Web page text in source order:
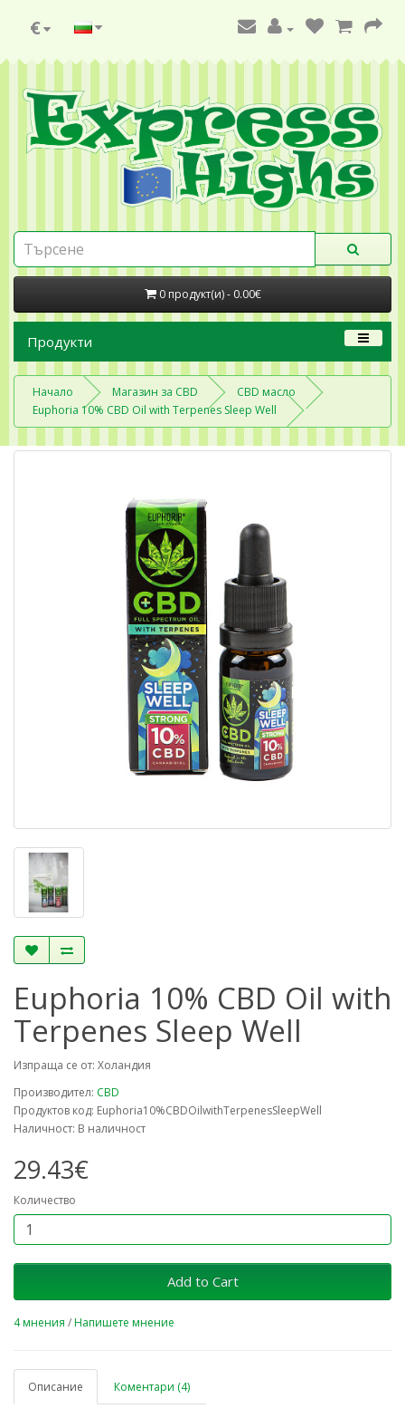
€
0 продукт(и) - 0.00€
Продукти
Начало Магазин за CBD
CBD масло
Euphoria 10% CBD Oil with Terpenes Sleep Well
Euphoria 10% CBD Oil with
Terpenes Sleep Well
Изпраща се от: Холандия
Производител: CBD
Продуктов код: Euphoria10%CBDOilwithTerpenesSleepWell
Наличност: В наличност
29.43€
Количество
Add to Cart
4 мнения /Напишете мнение
Описание Коментари (4)